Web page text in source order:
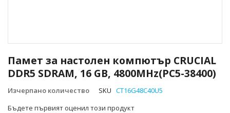
Памет за настолен компютър CRUCIAL
DDR5 SDRAM, 16 GB, 4800MHz(PC5-38400)
Изчерпано количество SKU CT16G48C40U5
Бъдете първият оценил този продукт
към
началото
на
галерия
снимки